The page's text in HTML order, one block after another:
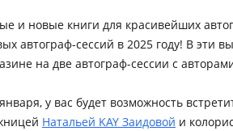
и новые книги для красивейших
автограф-сессий в 2025 году! В эти
на две автограф-сессии с
у вас будет возможность
Натальей KAY Заидовой и